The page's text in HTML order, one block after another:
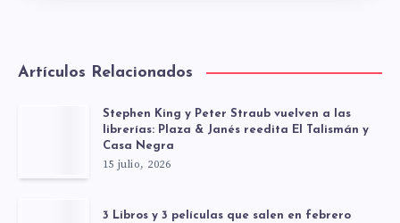
Artículos Relacionados
Stephen King y Peter Straub vuelven a las
librerías: Plaza & Janés reedita El Talismán y
Casa Negra
15 julio, 2026
3 Libros y 3 películas que salen en febrero